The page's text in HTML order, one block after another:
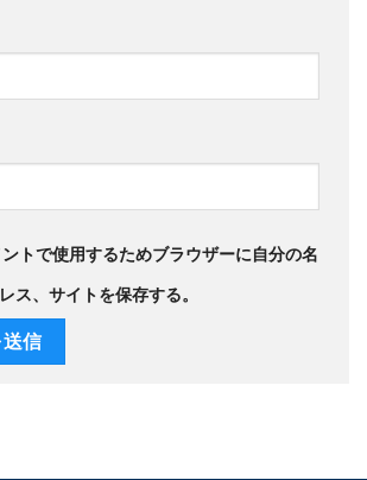
トで使用するためブラウザーに自分の名
ス、サイトを保存する。